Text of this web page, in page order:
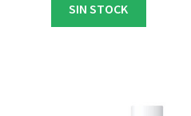
SIN STOCK